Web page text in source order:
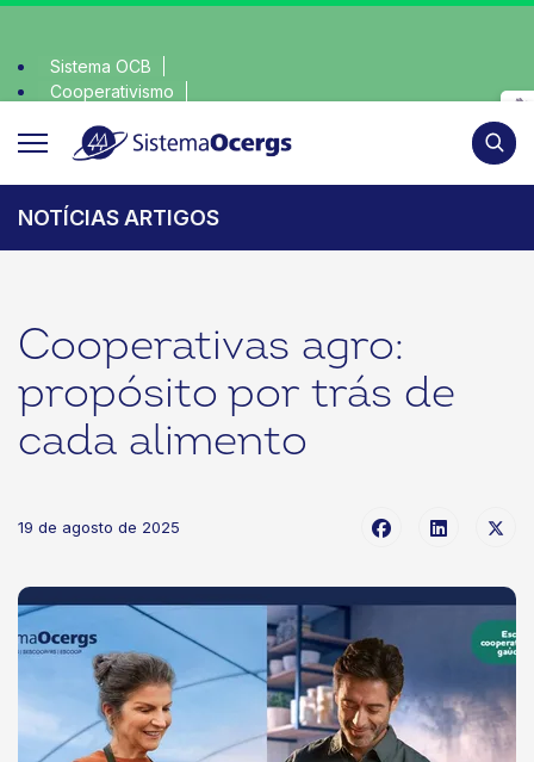
Sistema OCB
Cooperativismo
NOTÍCIAS ARTIGOS
Cooperativas agro:
propósito por trás de
cada alimento
19 de agosto de 2025